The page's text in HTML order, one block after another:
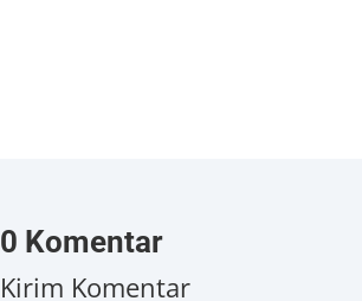
0 Komentar
Kirim Komentar